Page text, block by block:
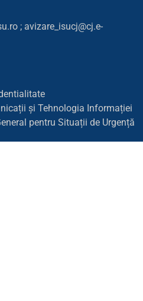
; avizare_isucj@cj.e-
și Tehnologia Informației
pentru Situații de Urgență